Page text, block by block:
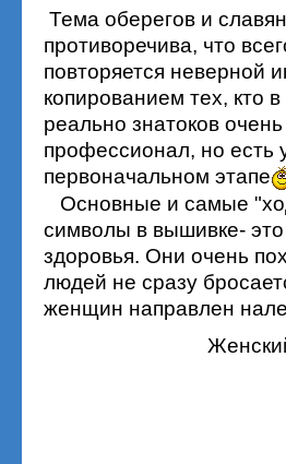
Тема оберегов и
противоречива, что
повторяется неверной
копированием тех, кто
реально знатоков
профессионал, но есть
первоначальном этапе
Основные и самые
символы в вышивке-
здоровья. Они очень
людей не сразу
женщин направлен